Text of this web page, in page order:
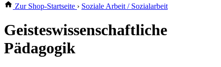
Zur Shop-Startseite › Soziale Arbeit / Sozialarbeit
Geisteswissenschaftliche
Pädagogik